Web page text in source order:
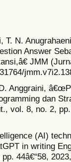
T. N.
Answer
JMM
Anggraini,
dan
vol. 8, no. 2,
(AI)
in writing
44â€“58,